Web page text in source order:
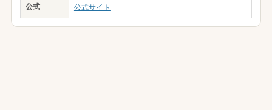
公式 公式サイト